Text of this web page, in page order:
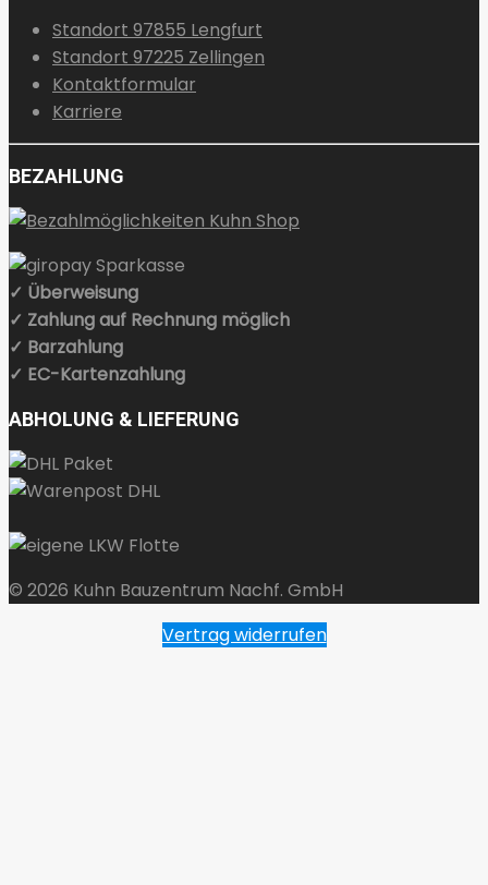
Standort 97855 Lengfurt
Standort 97225 Zellingen
Kontaktformular
Karriere
BEZAHLUNG
✓ Überweisung
✓ Zahlung auf Rechnung möglich
✓ Barzahlung
✓ EC-Kartenzahlung
ABHOLUNG & LIEFERUNG
© 2026 Kuhn Bauzentrum Nachf. GmbH
Vertrag widerrufen